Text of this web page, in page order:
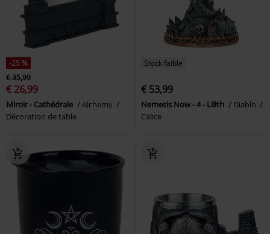
-25 %
€ 35,99
€ 26,99
Miroir - Cathédrale
Alchemy
Décoration de table
Stock faible
€ 53,99
Nemesis Now - 4 - Lilith
Diablo
Calice